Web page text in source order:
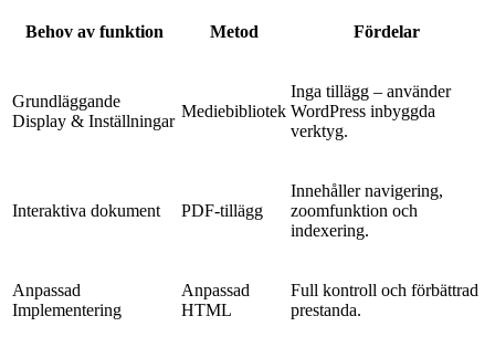
Behov av funktion Metod Fördelar
Grundläggande
Display & Inställningar
Mediebibliotek
Inga tillägg – använder
WordPress inbyggda
verktyg.
Interaktiva dokument PDF-tillägg
Innehåller navigering,
zoomfunktion och
indexering.
Anpassad
Implementering
Anpassad
HTML
Full kontroll och förbättrad
prestanda.